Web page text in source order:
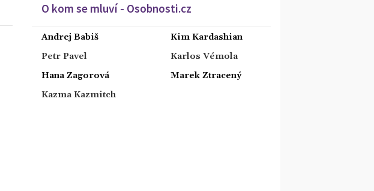
O kom se mluví - Osobnosti.cz
Andrej Babiš
Petr Pavel
Hana Zagorová
Kazma Kazmitch
Kim Kardashian
Karlos Vémola
Marek Ztracený